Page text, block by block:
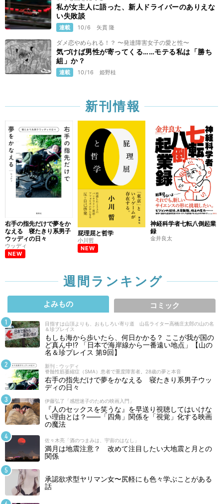
私が女主人に語った、新人ドライバーのありえな
い失敗談
連載 10/6 矢貫 隆
ダメ恋やめられる！？ 〜発達障害女子の愛と性〜
気づけば男性が寄ってくる……モテる私は「勝ち
組」か？
連載 10/16 姫野桂
新刊情報
右手の指先だけで夢をか
なえる 寝たきり系男子
ウッディの日々
ウッディ
NEW
屁理屈と哲学
小川哲
NEW
神経科学者七転八倒起業
録
金井良太
週間ランキング
よみもの コミック
目指すは山頂よりも、おもしろい寄り道 山岳ライター高橋庄太郎の山の名
＆珍プレイス
もしも海から歩いたら、何日かかる？ ここが我が国の
ど真ん中!? 「日本で海岸線から一番遠い地点」【山の
名＆珍プレイス 第9回】
新刊 : ウッディ
脊髄性筋萎縮症（SMA）患者で重度障害者。28歳の夢と本音
右手の指先だけで夢をかなえる 寝たきり系男子ウッ
ディの日々
伊藤弘了「感想迷子のための映画入門」
『人のセックスを笑うな』を早送り視聴してはいけな
い理由とは？――「四角」関係を「視覚」化する映画
の魔法
佐々木亮「酒のつまみは、宇宙のはなし」
満月は地震注意？ 改めて注目したい大地震と月との
関係
承認欲求型ヤリマン女〜尻軽にも色々学ぶことがある
話